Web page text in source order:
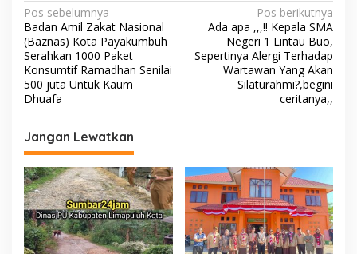
k p k
N
a
v
i
g
a
s
i
p
o
s
Pos sebelumnya
Badan Amil Zakat Nasional
(Baznas) Kota Payakumbuh
Serahkan 1000 Paket
Konsumtif Ramadhan Senilai
500 juta Untuk Kaum
Dhuafa
Pos berikutnya
Ada apa ,,,!! Kepala SMA
Negeri 1 Lintau Buo,
Sepertinya Alergi Terhadap
Wartawan Yang Akan
Silaturahmi?,begini
ceritanya,,
Jangan Lewatkan